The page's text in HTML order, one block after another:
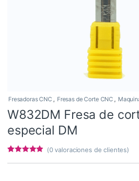
Fresadoras CNC , Fresas de Corte CNC ,
W832DM Fresa de
especial DM
(0valoraciones de clientes)